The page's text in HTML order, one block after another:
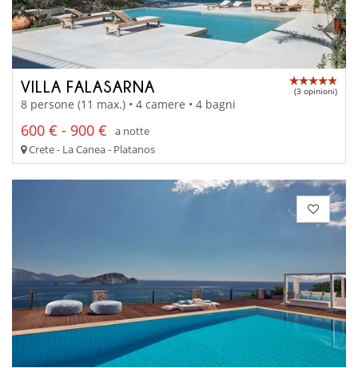
VILLA FALASARNA (3 opinioni)
8 persone (11 max.) • 4 camere • 4 bagni
600 € - 900 €
a notte
Crete - La Canea - Platanos